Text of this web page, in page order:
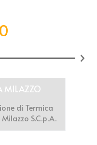
MILAZZO
di Termica
S.C.p.A.